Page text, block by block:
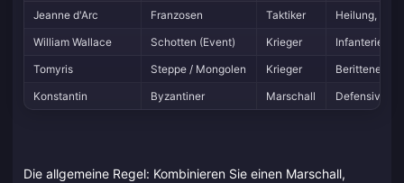
Jeanne d'Arc
Franzosen Taktiker
Heilung,
William Wallace
Schotten (Event) Krieger
Infanterie-
Tomyris
Steppe / Mongolen Krieger
Berittener
Konstantin
Byzantiner Marschall Defensiver
Die allgemeine Regel: Kombinieren Sie einen Marschall,